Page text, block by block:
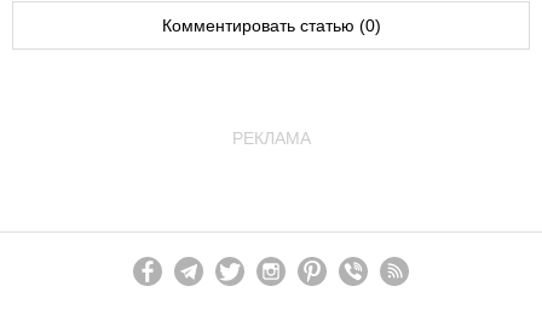
Комментировать статью (0)
РЕКЛАМА